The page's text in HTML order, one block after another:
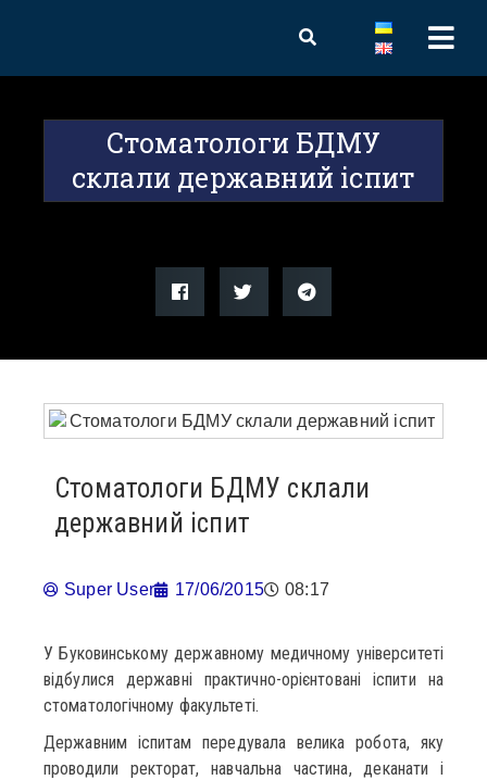
Стоматологи БДМУ
склали державний іспит
Стоматологи БДМУ склали
державний іспит
Super User 17/06/2015 08:17
У Буковинському державному медичному університеті
відбулися державні практично-орієнтовані іспити на
стоматологічному факультеті.
Державним іспитам передувала велика робота, яку
проводили ректорат, навчальна частина, деканати і